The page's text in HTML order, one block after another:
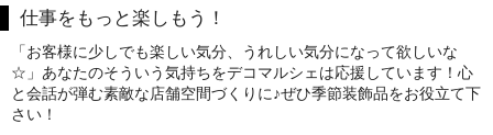
仕事をもっと楽しもう！
「お客様に少しでも楽しい気分、うれしい気分になって欲しいな
☆」あなたのそういう気持ちをデコマルシェは応援しています！心
と会話が弾む素敵な店舗空間づくりに♪ぜひ季節装飾品をお役立て下
さい！